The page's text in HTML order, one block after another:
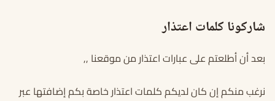
شاركونا كلمات اعتذار
بعد أن أطلعتم على عبارات اعتذار من موقعنا ,,
نرغب منكم إن كان لديكم كلمات اعتذار خاصة بكم إضافتها عبر